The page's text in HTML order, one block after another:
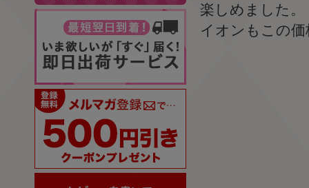
楽しめました。
イオンもこの